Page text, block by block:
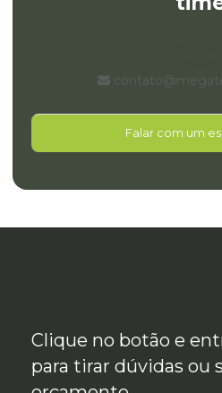
Falar com um
Clique no botão e
para tirar dúvidas ou